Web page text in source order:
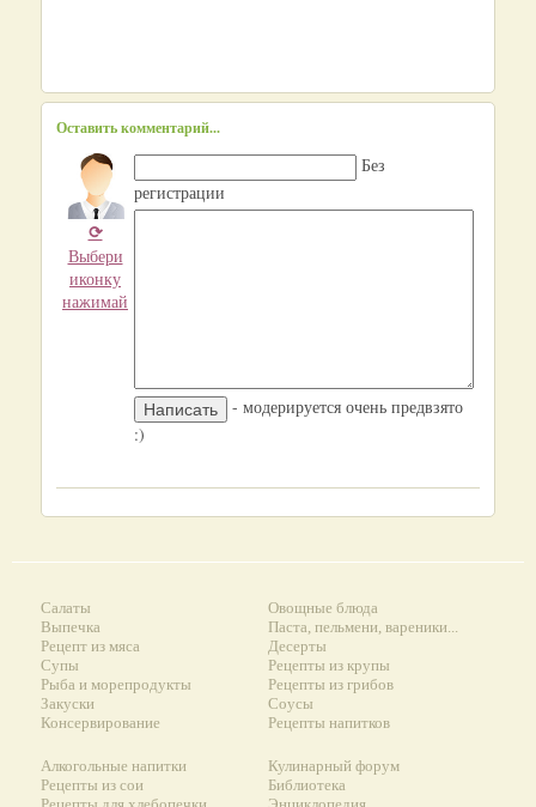
Оставить комментарий...
⟳
Выбери
иконку
нажимай
Без
регистрации
- модерируется очень предвзято
:)
Салаты
Выпечка
Рецепт из мяса
Супы
Рыба и морепродукты
Закуски
Консервирование
Овощные блюда
Паста, пельмени, вареники...
Десерты
Рецепты из крупы
Рецепты из грибов
Соусы
Рецепты напитков
Алкогольные напитки
Рецепты из сои
Кулинарный форум
Библиотека